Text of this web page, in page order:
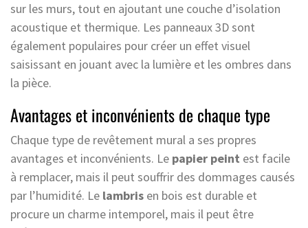
sur les murs, tout en ajoutant une couche d’isolation
acoustique et thermique. Les panneaux 3D sont
également populaires pour créer un effet visuel
saisissant en jouant avec la lumière et les ombres dans
la pièce.
Avantages et inconvénients de chaque type
Chaque type de revêtement mural a ses propres
avantages et inconvénients. Le papier peint est facile
à remplacer, mais il peut souffrir des dommages causés
par l’humidité. Le lambris en bois est durable et
procure un charme intemporel, mais il peut être